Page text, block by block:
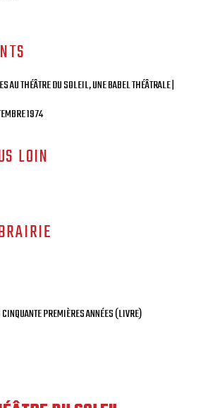
AU THÉÂTRE DU SOLEIL, UNE BABEL THÉÂTRALE |
1974
LOIN
PREMIÈRES ANNÉES (LIVRE)